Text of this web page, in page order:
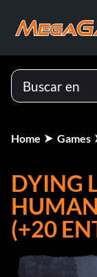
Home Games
DYING
(+20